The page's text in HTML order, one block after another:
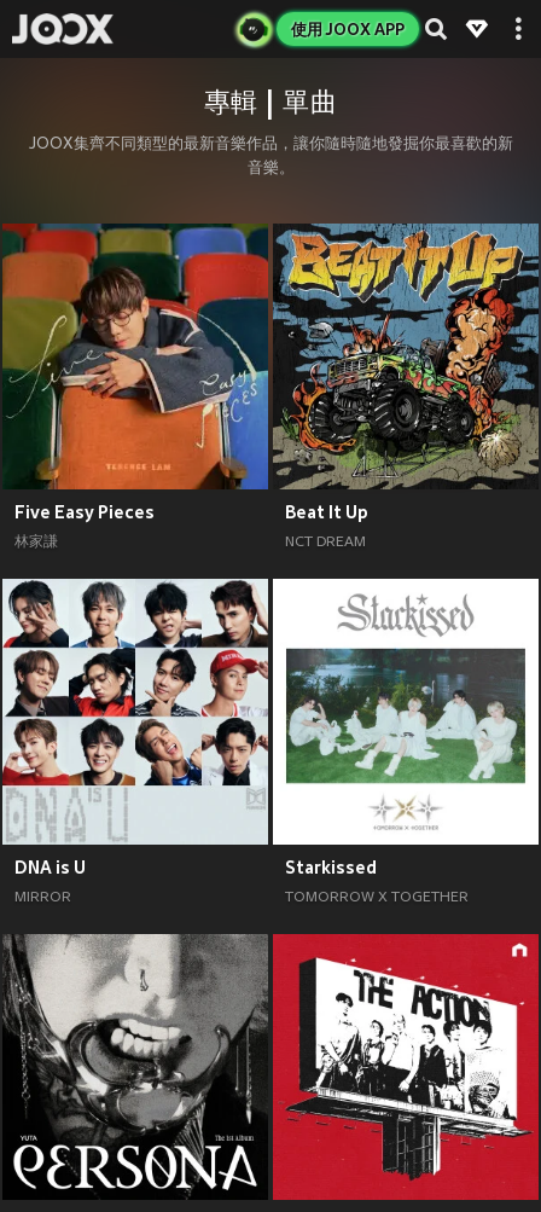
使用 JOOX APP
專輯 | 單曲
JOOX集齊不同類型的最新音樂作品，讓你隨時隨地發掘你最喜歡的新
音樂。
Five Easy Pieces
林家謙
Beat It Up
NCT DREAM
DNA is U
MIRROR
Starkissed
TOMORROW X TOGETHER